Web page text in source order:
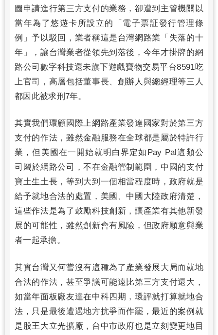
圖申請進行第三方支付的業務，卻遭到主管機關以
當年為了悠遊卡所設立的「電子票証發行管理條
例」予以駁回，業者稱這是台灣網路業「失落的十
年」，讓台灣業者從領先到落後，今年才掛牌的網
路公司數字科技還未旗下遊戲寶物交易平台8591吃
上官司，高層包括董事長、創辦人與總經理等三人
都因此被求刑7年。
其實我們環顧國際上網路產業發達國家對於第三方
支付的作法，雖然金融服務在全球都是屬於特許行
業，但美國在一開始就明白界定如Pay Pal這類公
司屬於網路公司，不在金融管制範圍，中國的支付
寶土生土長，等到大到一個相當程度時，政府就是
給予就地合法的處置，美國、中國大陸政府清楚，
這些作法是為了鼓勵科技創新，讓產業有其他新發
展的可能性，雖然創新會有風險，但政府願意與業
者一起承擔。
其實台灣又何嘗沒有這種為了產業發展大局而就地
合法的作法，甚至爭議可能遠比第三方支付還大，
如當年面板廠友達在中科四期，環評就打算就地合
法，只是最後遭遇地方抗爭而作罷，最近的案例就
是股王大立光擴廠，台中市政府也是立刻變更地目